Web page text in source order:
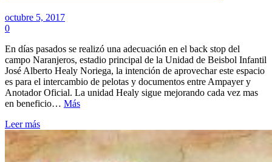
octubre 5, 2017
0
En días pasados se realizó una adecuación en el back stop del
campo Naranjeros, estadio principal de la Unidad de Beisbol Infantil
José Alberto Healy Noriega, la intención de aprovechar este espacio
es para el intercambio de pelotas y documentos entre Ampayer y
Anotador Oficial. La unidad Healy sigue mejorando cada vez mas
en beneficio… Más
Leer más